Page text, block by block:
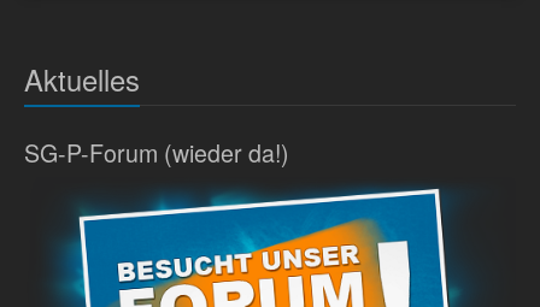
Aktuelles
SG-P-Forum (wieder da!)